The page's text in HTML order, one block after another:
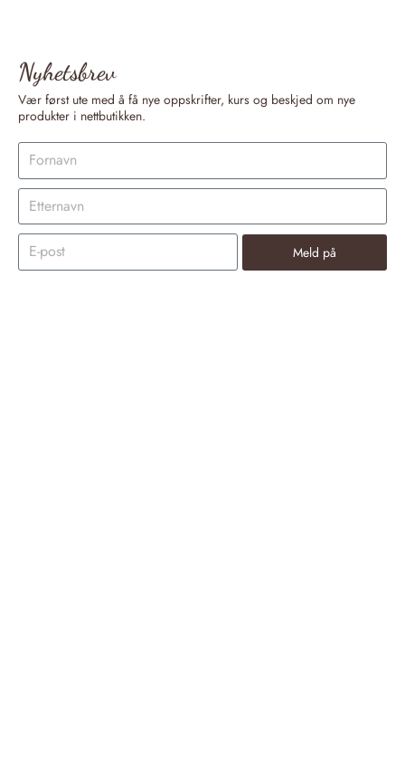
Nyhetsbrev
Vær først ute med å få nye oppskrifter, kurs og beskjed om nye
produkter i nettbutikken.
Meld på